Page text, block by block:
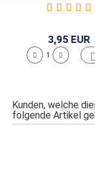
3,95 EUR
Kunden, welche
folgende Artikel